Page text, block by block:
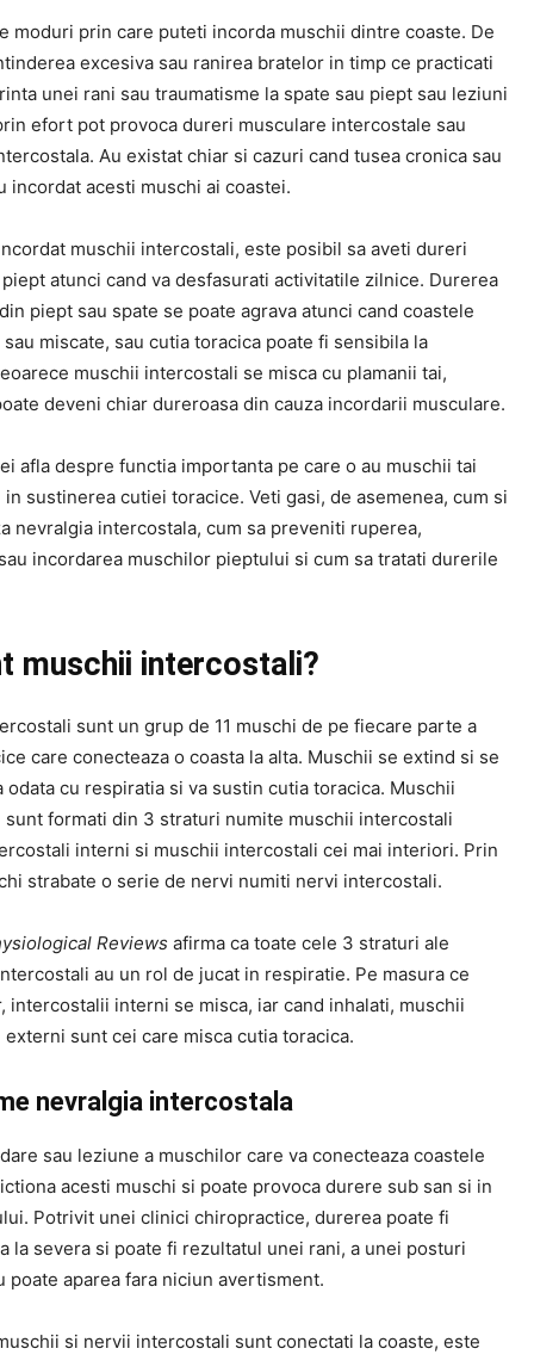
moduri prin care puteti incorda muschii dintre coaste. De
excesiva sau ranirea bratelor in timp ce practicati
unei rani sau traumatisme la spate sau piept sau leziuni
efort pot provoca dureri musculare intercostale sau
Au existat chiar si cazuri cand tusea cronica sau
incordat acesti muschi ai coastei.
muschii intercostali, este posibil sa aveti dureri
atunci cand va desfasurati activitatile zilnice. Durerea
piept sau spate se poate agrava atunci cand coastele
miscate, sau cutia toracica poate fi sensibila la
muschii intercostali se misca cu plamanii tai,
deveni chiar dureroasa din cauza incordarii musculare.
afla despre functia importanta pe care o au muschii tai
sustinerea cutiei toracice. Veti gasi, de asemenea, cum si
nevralgia intercostala, cum sa preveniti ruperea,
incordarea muschilor pieptului si cum sa tratati durerile
muschii intercostali?
sunt un grup de 11 muschi de pe fiecare parte a
care conecteaza o coasta la alta. Muschii se extind si se
odata cu respiratia si va sustin cutia toracica. Muschii
formati din 3 straturi numite muschii intercostali
interni si muschii intercostali cei mai interiori. Prin
strabate o serie de nervi numiti nervi intercostali.
Reviews afirma ca toate cele 3 straturi ale
au un rol de jucat in respiratie. Pe masura ce
intercostalii interni se misca, iar cand inhalati, muschii
sunt cei care misca cutia toracica.
nevralgia intercostala
sau leziune a muschilor care va conecteaza coastele
acesti muschi si poate provoca durere sub san si in
Potrivit unei clinici chiropractice, durerea poate fi
la severa si poate fi rezultatul unei rani, a unei posturi
poate aparea fara niciun avertisment.
si nervii intercostali sunt conectati la coaste, este